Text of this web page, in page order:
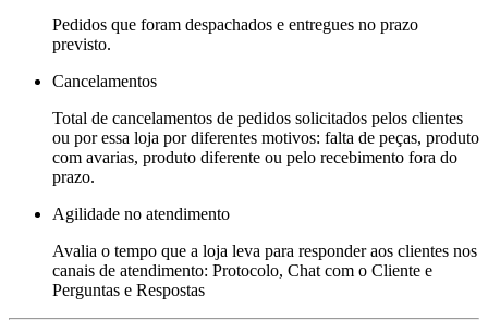
Pedidos que foram despachados e entregues no prazo
previsto.
Cancelamentos
Total de cancelamentos de pedidos solicitados pelos clientes
ou por essa loja por diferentes motivos: falta de peças, produto
com avarias, produto diferente ou pelo recebimento fora do
prazo.
Agilidade no atendimento
Avalia o tempo que a loja leva para responder aos clientes nos
canais de atendimento: Protocolo, Chat com o Cliente e
Perguntas e Respostas